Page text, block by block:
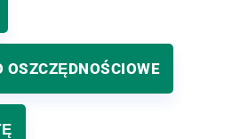
OSZCZĘDNOŚCIOWE